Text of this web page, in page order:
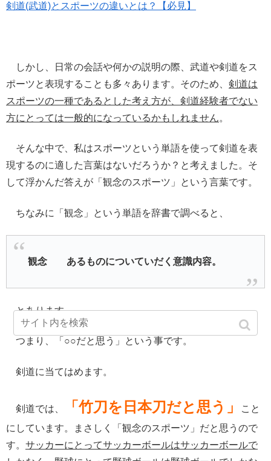
剣道(武道)とスポーツの違いとは？【必見】
しかし、日常の会話や何かの説明の際、武道や剣道をス
ポーツと表現することも多々あります。そのため、 剣道は
スポーツの一種であるとした考え方が、剣道経験者でない
方にとっては一般的になっているかもしれません。
そんな中で、私はスポーツという単語を使って剣道を表
現するのに適した言葉はないだろうか？と考えました。そ
して浮かんだ答えが「観念のスポーツ」という言葉です。
ちなみに「観念」という単語を辞書で調べると、
観念 あるものについていだく意識内容。
とあります。
つまり、「○○だと思う」という事です。
剣道に当てはめます。
剣道では、 「竹刀を日本刀だと思う」
こと
にしています。まさしく「観念のスポーツ」だと思うので
す。 サッカーにとってサッカーボールはサッカーボールで